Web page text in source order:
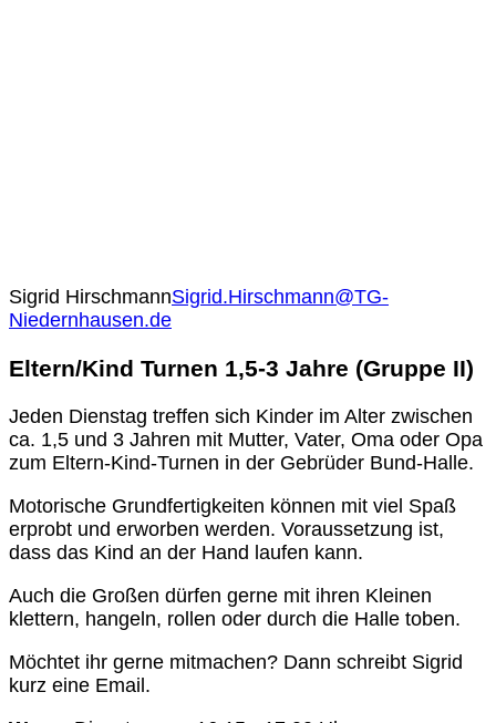
Sigrid HirschmannSigrid.Hirschmann@TG-
Niedernhausen.de
Eltern/Kind Turnen 1,5-3 Jahre (Gruppe II)
Jeden Dienstag treffen sich Kinder im Alter zwischen
ca. 1,5 und 3 Jahren mit Mutter, Vater, Oma oder Opa
zum Eltern-Kind-Turnen in der Gebrüder Bund-Halle.
Motorische Grundfertigkeiten können mit viel Spaß
erprobt und erworben werden. Voraussetzung ist,
dass das Kind an der Hand laufen kann.
Auch die Großen dürfen gerne mit ihren Kleinen
klettern, hangeln, rollen oder durch die Halle toben.
Möchtet ihr gerne mitmachen? Dann schreibt Sigrid
kurz eine Email.